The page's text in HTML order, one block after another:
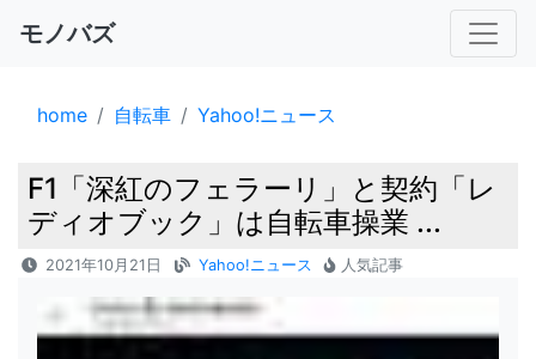
モノバズ
home 自転車 Yahoo!ニュース
F1「深紅のフェラーリ」と契約「レ
ディオブック」は自転車操業 ...
2021年10月21日 Yahoo!ニュース 人気記事